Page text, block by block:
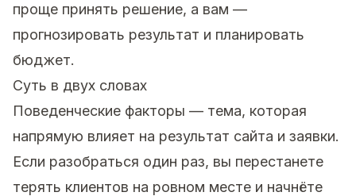
проще принять решение, а вам —
прогнозировать результат и планировать
бюджет.
Суть в двух словах
Поведенческие факторы — тема, которая
напрямую влияет на результат сайта и заявки.
Если разобраться один раз, вы перестанете
терять клиентов на ровном месте и начнёте